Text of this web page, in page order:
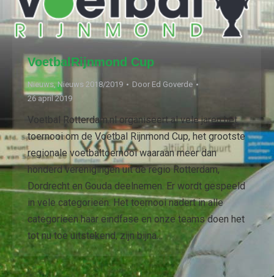
VoetbalRijnmond Cup
Nieuws,Nieuws 2018/2019 Door Ed Goverde
26 april 2019
Voetbal Rotterdam.nl organiseert al vele jaren het
toernooi om de Voetbal Rijnmond Cup, het grootste
regionale voetbaltoernooi waaraan meer dan
honderd verenigingen uit de regio Rotterdam,
Dordrecht en Gouda deelnemen. Er wordt gespeeld
in vele categorieën. Het toernooi nadert in alle
categorieën haar eindfase en onze teams doen het
tot nu toe uitstekend, zijn bijna…